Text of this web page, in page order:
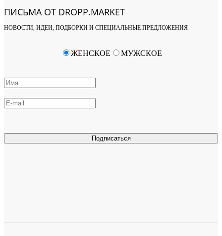
ПИСЬМА ОТ DROPP.MARKET
НОВОСТИ, ИДЕИ, ПОДБОРКИ И СПЕЦИАЛЬНЫЕ ПРЕДЛОЖЕНИЯ
Подписаться
ЖЕНСКОЕ МУЖСКОЕ